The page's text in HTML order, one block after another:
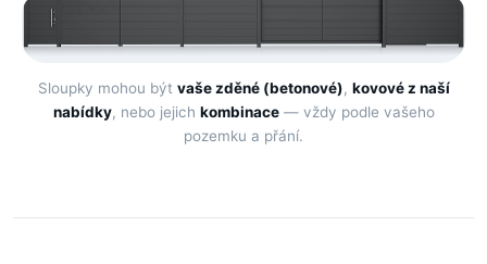
Sloupky mohou být vaše zděné (betonové), kovové z naší
nabídky, nebo jejich kombinace— vždy podle vašeho
pozemku a přání.